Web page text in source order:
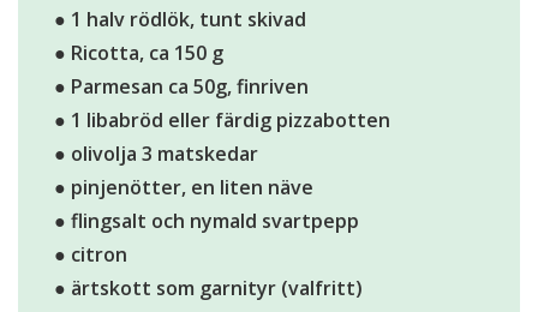
● 1 halv rödlök, tunt skivad
● Ricotta, ca 150 g
● Parmesan ca 50g, finriven
● 1 libabröd eller färdig pizzabotten
● olivolja 3 matskedar
● pinjenötter, en liten näve
● flingsalt och nymald svartpepp
● citron
● ärtskott som garnityr (valfritt)